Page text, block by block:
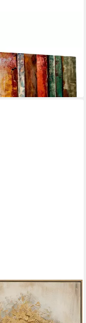
cm, Naturmotiv